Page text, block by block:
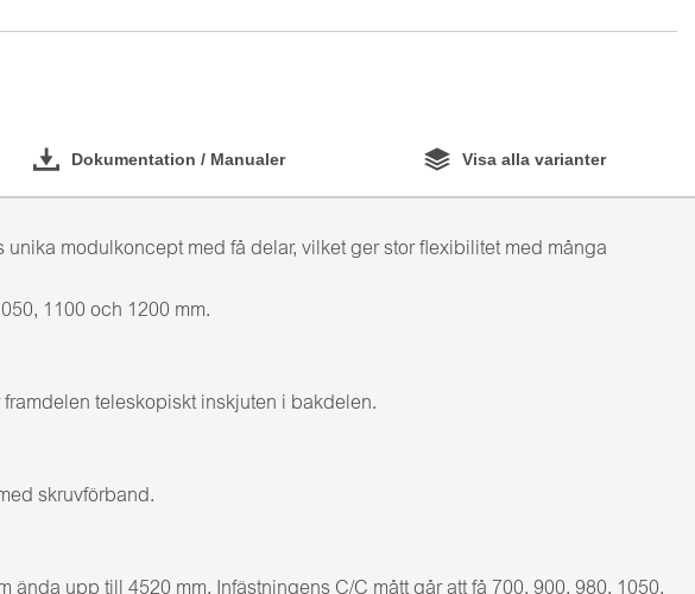
Dokumentation / Manualer Visa alla varianter
modulkoncept med få delar, vilket ger stor flexibilitet med många
1100 och 1200 mm.
teleskopiskt inskjuten i bakdelen.
skruvförband.
upp till 4520 mm. Infästningens C/C mått går att få 700, 900, 980, 1050,